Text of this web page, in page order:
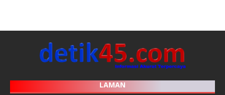
LAMAN